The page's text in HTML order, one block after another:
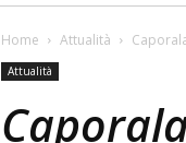
Home Attualità
Attualità